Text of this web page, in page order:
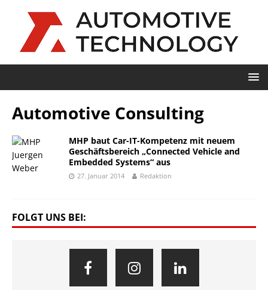
Automotive Consulting
MHP baut Car-IT-Kompetenz mit neuem
Geschäftsbereich „Connected Vehicle and
Embedded Systems“ aus
27. Januar 2014 Redaktion
FOLGT UNS BEI: